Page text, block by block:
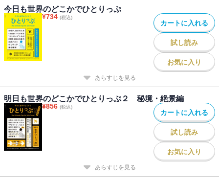
など、全世界・全方位でお届けします！
今日も世界のどこかでひとりっぷ
¥734 (税込)
カートに入れる
試し読み
お気に入り
あらすじを見る
明日も世界のどこかでひとりっぷ２ 秘境・絶景編
¥856 (税込)
カートに入れる
試し読み
お気に入り
あらすじを見る